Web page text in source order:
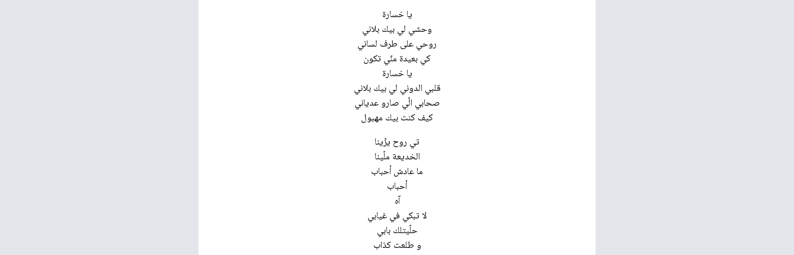
يا خسارة
وحشي لي بيك بلاني
روحي على طرف لساني
كي بعيدة منّي تكون
يا خسارة
قلبي الدوني لي بيك بلاني
صحابي الّي صارو عدياني
كيف كنت بيك مهبول
تي روح يزّينا
الخديعة ملّينا
ما عادش أحباب
أحباب
آه
لا تبكي في غيابي
حلّيتلك بابي
و طلعت كذاب